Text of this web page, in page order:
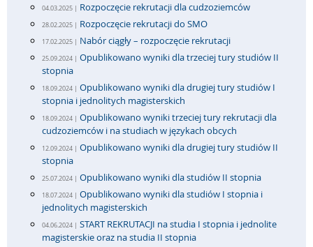
04.03.2025 | Rozpoczęcie rekrutacji dla cudzoziemców
28.02.2025 | Rozpoczęcie rekrutacji do SMO
17.02.2025 | Nabór ciągły – rozpoczęcie rekrutacji
25.09.2024 | Opublikowano wyniki dla trzeciej tury studiów II
stopnia
18.09.2024 | Opublikowano wyniki dla drugiej tury studiów I
stopnia i jednolitych magisterskich
18.09.2024 | Opublikowano wyniki trzeciej tury rekrutacji dla
cudzoziemców i na studiach w językach obcych
12.09.2024 | Opublikowano wyniki dla drugiej tury studiów II
stopnia
25.07.2024 | Opublikowano wyniki dla studiów II stopnia
18.07.2024 | Opublikowano wyniki dla studiów I stopnia i
jednolitych magisterskich
04.06.2024 | START REKRUTACJI na studia I stopnia i jednolite
magisterskie oraz na studia II stopnia